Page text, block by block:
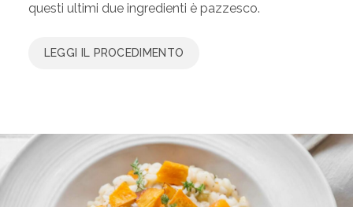
questi ultimi due ingredienti è pazzesco.
LEGGI IL PROCEDIMENTO